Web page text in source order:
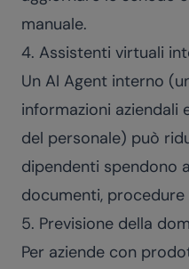
manuale.
4. Assistenti virtuali
Un AI Agent interno
informazioni aziendali
del personale) può
dipendenti spendono
documenti,
5. Previsione della
Per aziende con